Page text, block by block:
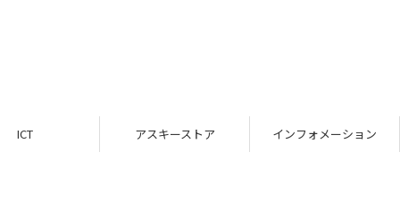
ICT アスキーストア インフォメーション